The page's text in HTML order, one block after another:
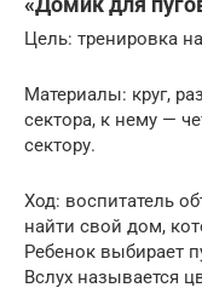
Цель: тренировка
Материалы: круг,
сектора, к нему —
сектору.
Ход: воспитатель
найти свой дом,
Ребенок выбирает
Вслух называется